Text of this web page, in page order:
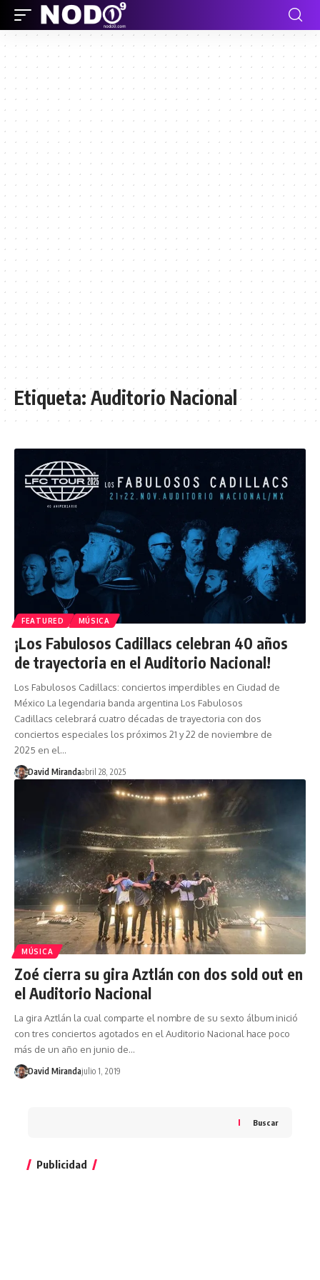
Etiqueta:Auditorio Nacional
FEATURED MÚSICA
¡Los Fabulosos Cadillacs celebran 40 años
de trayectoria en el Auditorio Nacional!
Los Fabulosos Cadillacs: conciertos imperdibles en Ciudad de
México La legendaria banda argentina Los Fabulosos
Cadillacs celebrará cuatro décadas de trayectoria con dos
conciertos especiales los próximos 21 y 22 de noviembre de
2025 en el…
David Mirandaabril 28, 2025
MÚSICA
Zoé cierra su gira Aztlán con dos sold out en
el Auditorio Nacional
La gira Aztlán la cual comparte el nombre de su sexto álbum inició
con tres conciertos agotados en el Auditorio Nacional hace poco
más de un año en junio de…
David Mirandajulio 1, 2019
Buscar
Publicidad